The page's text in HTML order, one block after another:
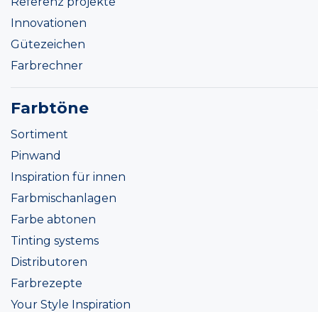
Innovationen
Gütezeichen
Farbrechner
Farbtöne
Sortiment
Pinwand
Inspiration für innen
Farbmischanlagen
Farbe abtonen
Tinting systems
Distributoren
Farbrezepte
Your Style Inspiration